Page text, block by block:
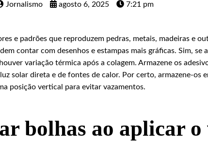
Jornalismo agosto 6, 2025 7:21 pm
e padrões que reproduzem pedras, metais, madeiras e
contar com desenhos e estampas mais gráficas. Sim, se
variação térmica após a colagem. Armazene os
solar direta e de fontes de calor. Por certo, armazene-os
posição vertical para evitar vazamentos.
bolhas ao aplicar